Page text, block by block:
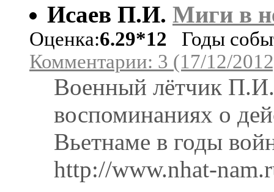
Исаев П.И. Миги в
Оценка:6.29*12 Годы
Комментарии: 3 (17/12/
Военный лётчик П.И.
воспоминаниях о
Вьетнаме в годы
http://www.nhat-